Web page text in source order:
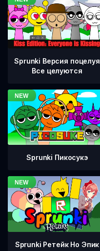
Sprunki Версия поцелуя
Все целуются
Sprunki Пикосукэ
Sprunki Ретейк Но Эпик